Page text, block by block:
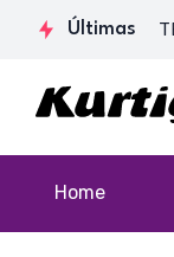
Últimas
PRESENTE DE
Home